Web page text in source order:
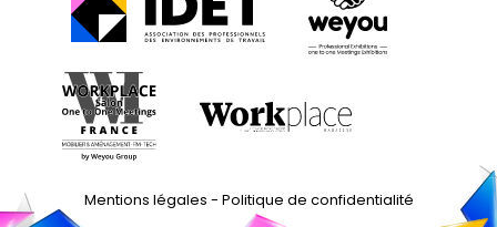
Mentions légales - Politique de confidentialité